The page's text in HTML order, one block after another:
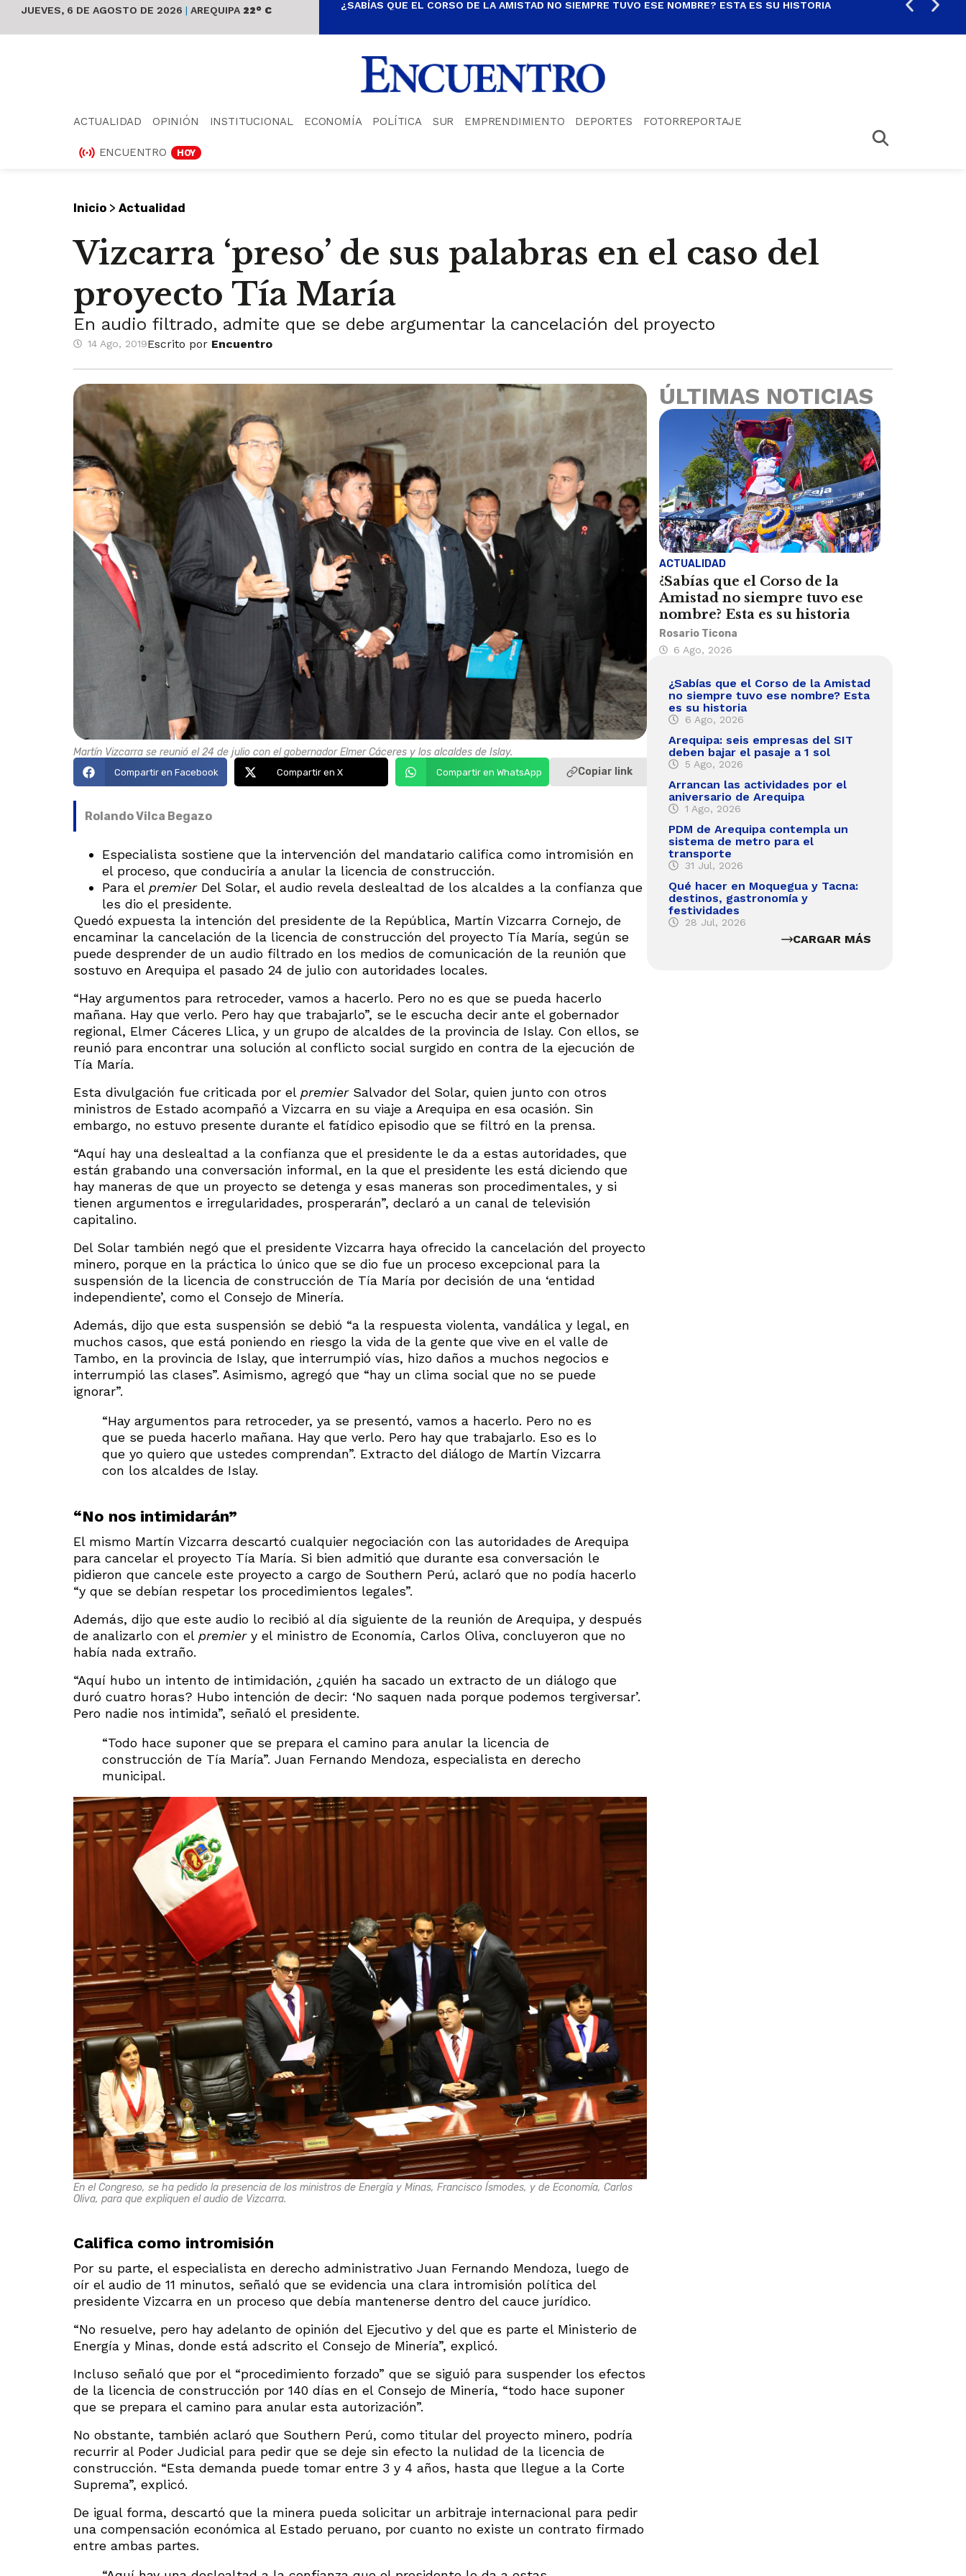
JUEVES, 6 DE AGOSTO DE 2026 | AREQUIPA 22° C ¿SABÍAS QUE EL CORSO DE LA AMISTAD NO SIEMPRE TUVO ESE NOMBRE? ESTA ES SU HISTORIA
ACTUALIDAD OPINIÓN INSTITUCIONAL ECONOMÍA POLÍTICA SUR EMPRENDIMIENTO DEPORTES FOTORREPORTAJE
ENCUENTRO HOY
Inicio > Actualidad
Vizcarra ‘preso’ de sus palabras en el caso del
proyecto Tía María
En audio filtrado, admite que se debe argumentar la cancelación del proyecto
14 Ago, 2019Escrito por Encuentro
Martín Vizcarra se reunió el 24 de julio con el gobernador Elmer Cáceres y los alcaldes de Islay.
Compartir en Facebook Compartir en X Compartir en WhatsApp Copiar link
Rolando Vilca Begazo
Especialista sostiene que la intervención del mandatario califica como intromisión en
el proceso, que conduciría a anular la licencia de construcción.
Para el premierDel Solar, el audio revela deslealtad de los alcaldes a la confianza que
les dio el presidente.
Quedó expuesta la intención del presidente de la República, Martín Vizcarra Cornejo, de
encaminar la cancelación de la licencia de construcción del proyecto Tía María, según se
puede desprender de un audio filtrado en los medios de comunicación de la reunión que
sostuvo en Arequipa el pasado 24 de julio con autoridades locales.
“Hay argumentos para retroceder, vamos a hacerlo. Pero no es que se pueda hacerlo
mañana. Hay que verlo. Pero hay que trabajarlo”, se le escucha decir ante el gobernador
regional, Elmer Cáceres Llica, y un grupo de alcaldes de la provincia de Islay. Con ellos, se
reunió para encontrar una solución al conflicto social surgido en contra de la ejecución de
Tía María.
Esta divulgación fue criticada por el premierSalvador del Solar, quien junto con otros
ministros de Estado acompañó a Vizcarra en su viaje a Arequipa en esa ocasión. Sin
embargo, no estuvo presente durante el fatídico episodio que se filtró en la prensa.
“Aquí hay una deslealtad a la confianza que el presidente le da a estas autoridades, que
están grabando una conversación informal, en la que el presidente les está diciendo que
hay maneras de que un proyecto se detenga y esas maneras son procedimentales, y si
tienen argumentos e irregularidades, prosperarán”, declaró a un canal de televisión
capitalino.
Del Solar también negó que el presidente Vizcarra haya ofrecido la cancelación del proyecto
minero, porque en la práctica lo único que se dio fue un proceso excepcional para la
suspensión de la licencia de construcción de Tía María por decisión de una ‘entidad
independiente’, como el Consejo de Minería.
Además, dijo que esta suspensión se debió “a la respuesta violenta, vandálica y legal, en
muchos casos, que está poniendo en riesgo la vida de la gente que vive en el valle de
Tambo, en la provincia de Islay, que interrumpió vías, hizo daños a muchos negocios e
interrumpió las clases”. Asimismo, agregó que “hay un clima social que no se puede
ignorar”.
“Hay argumentos para retroceder, ya se presentó, vamos a hacerlo. Pero no es
que se pueda hacerlo mañana. Hay que verlo. Pero hay que trabajarlo. Eso es lo
que yo quiero que ustedes comprendan”. Extracto del diálogo de Martín Vizcarra
con los alcaldes de Islay.
“No nos intimidarán”
El mismo Martín Vizcarra descartó cualquier negociación con las autoridades de Arequipa
para cancelar el proyecto Tía María. Si bien admitió que durante esa conversación le
pidieron que cancele este proyecto a cargo de Southern Perú, aclaró que no podía hacerlo
“y que se debían respetar los procedimientos legales”.
Además, dijo que este audio lo recibió al día siguiente de la reunión de Arequipa, y después
de analizarlo con el premiery el ministro de Economía, Carlos Oliva, concluyeron que no
había nada extraño.
“Aquí hubo un intento de intimidación, ¿quién ha sacado un extracto de un diálogo que
duró cuatro horas? Hubo intención de decir: ‘No saquen nada porque podemos tergiversar’.
Pero nadie nos intimida”, señaló el presidente.
“Todo hace suponer que se prepara el camino para anular la licencia de
construcción de Tía María”. Juan Fernando Mendoza, especialista en derecho
municipal.
En el Congreso, se ha pedido la presencia de los ministros de Energía y Minas, Francisco Ísmodes, y de Economía, Carlos
Oliva, para que expliquen el audio de Vizcarra.
Califica como intromisión
Por su parte, el especialista en derecho administrativo Juan Fernando Mendoza, luego de
oír el audio de 11 minutos, señaló que se evidencia una clara intromisión política del
presidente Vizcarra en un proceso que debía mantenerse dentro del cauce jurídico.
“No resuelve, pero hay adelanto de opinión del Ejecutivo y del que es parte el Ministerio de
Energía y Minas, donde está adscrito el Consejo de Minería”, explicó.
Incluso señaló que por el “procedimiento forzado” que se siguió para suspender los efectos
de la licencia de construcción por 140 días en el Consejo de Minería, “todo hace suponer
que se prepara el camino para anular esta autorización”.
No obstante, también aclaró que Southern Perú, como titular del proyecto minero, podría
recurrir al Poder Judicial para pedir que se deje sin efecto la nulidad de la licencia de
construcción. “Esta demanda puede tomar entre 3 y 4 años, hasta que llegue a la Corte
Suprema”, explicó.
De igual forma, descartó que la minera pueda solicitar un arbitraje internacional para pedir
una compensación económica al Estado peruano, por cuanto no existe un contrato firmado
entre ambas partes.
ÚLTIMAS NOTICIAS
ACTUALIDAD
¿Sabías que el Corso de la
Amistad no siempre tuvo ese
nombre? Esta es su historia
Rosario Ticona
6 Ago, 2026
¿Sabías que el Corso de la Amistad
no siempre tuvo ese nombre? Esta
es su historia
6 Ago, 2026
Arequipa: seis empresas del SIT
deben bajar el pasaje a 1 sol
5 Ago, 2026
Arrancan las actividades por el
aniversario de Arequipa
1 Ago, 2026
PDM de Arequipa contempla un
sistema de metro para el
transporte
31 Jul, 2026
Qué hacer en Moquegua y Tacna:
destinos, gastronomía y
festividades
28 Jul, 2026
CARGAR MÁS